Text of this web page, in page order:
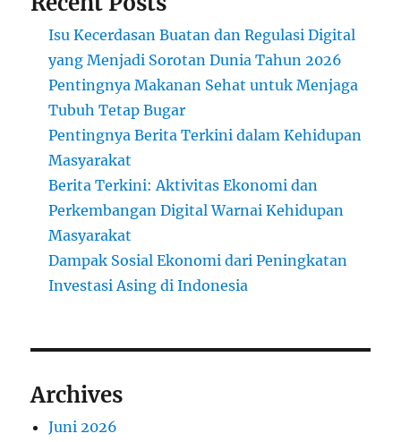
Isu Kecerdasan Buatan dan Regulasi Digital
yang Menjadi Sorotan Dunia Tahun 2026
Pentingnya Makanan Sehat untuk Menjaga
Tubuh Tetap Bugar
Pentingnya Berita Terkini dalam Kehidupan
Masyarakat
Berita Terkini: Aktivitas Ekonomi dan
Perkembangan Digital Warnai Kehidupan
Masyarakat
Dampak Sosial Ekonomi dari Peningkatan
Investasi Asing di Indonesia
Archives
Juni 2026